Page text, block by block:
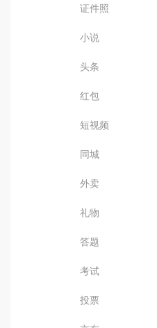
证件照
小说
头条
红包
短视频
同城
外卖
礼物
答题
考试
投票